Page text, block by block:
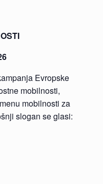
Evropske
mobilnosti,
mobilnosti za
slogan se glasi: